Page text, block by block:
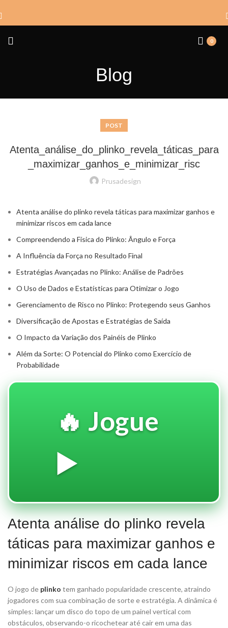
0
Blog
POST
Atenta_análise_do_plinko_revela_táticas_para
_maximizar_ganhos_e_minimizar_risc
Prusadesign
Atenta análise do plinko revela táticas para maximizar ganhos e
minimizar riscos em cada lance
Compreendendo a Física do Plinko: Ângulo e Força
A Influência da Força no Resultado Final
Estratégias Avançadas no Plinko: Análise de Padrões
O Uso de Dados e Estatísticas para Otimizar o Jogo
Gerenciamento de Risco no Plinko: Protegendo seus Ganhos
Diversificação de Apostas e Estratégias de Saída
O Impacto da Variação dos Painéis de Plinko
Além da Sorte: O Potencial do Plinko como Exercício de
Probabilidade
🔥 Jogue
▶️
Atenta análise do plinko revela
táticas para maximizar ganhos e
minimizar riscos em cada lance
O jogo de plinko tem ganhado popularidade crescente, atraindo
jogadores com sua combinação de sorte e estratégia. A dinâmica é
simples: lançar um disco do topo de um painel vertical com
obstáculos, observando-o ricochetear até cair em uma das